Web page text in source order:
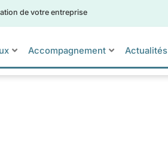
de votre entreprise
Accompagnement Actualités